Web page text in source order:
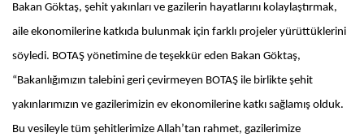
Bakan Göktaş, şehit yakınları ve gazilerin hayatlarını kolaylaştırmak,
aile ekonomilerine katkıda bulunmak için farklı projeler yürüttüklerini
söyledi. BOTAŞ yönetimine de teşekkür eden Bakan Göktaş,
“Bakanlığımızın talebini geri çevirmeyen BOTAŞ ile birlikte şehit
yakınlarımızın ve gazilerimizin ev ekonomilerine katkı sağlamış olduk.
Bu vesileyle tüm şehitlerimize Allah’tan rahmet, gazilerimize